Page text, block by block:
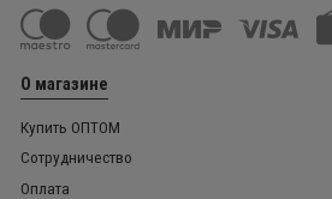
О магазине
Купить ОПТОМ
Сотрудничество
Оплата